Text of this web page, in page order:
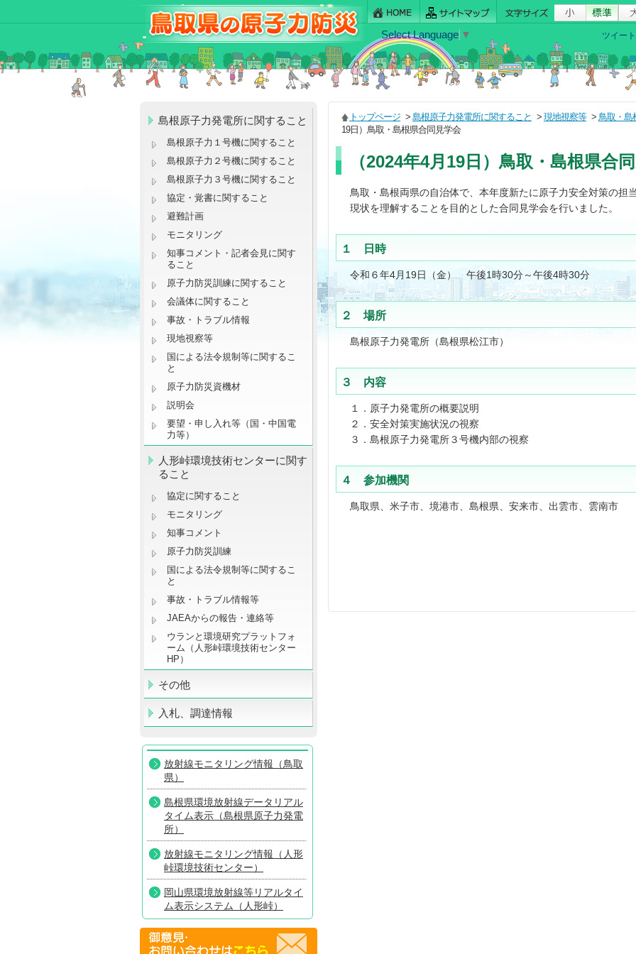
ツイート
Select Language ▼
島根原子力発電所に関すること
島根原子力１号機に関すること
島根原子力２号機に関すること
島根原子力３号機に関すること
協定・覚書に関すること
避難計画
モニタリング
知事コメント・記者会見に関す
ること
原子力防災訓練に関すること
会議体に関すること
事故・トラブル情報
現地視察等
国による法令規制等に関するこ
と
原子力防災資機材
説明会
要望・申し入れ等（国・中国電
力等）
人形峠環境技術センターに関す
ること
協定に関すること
モニタリング
知事コメント
原子力防災訓練
国による法令規制等に関するこ
と
事故・トラブル情報等
JAEAからの報告・連絡等
ウランと環境研究プラットフォ
ーム（人形峠環境技術センター
HP）
その他
入札、調達情報
放射線モニタリング情報（鳥取
県）
島根県環境放射線データリアル
タイム表示（島根県原子力発電
所）
放射線モニタリング情報（人形
峠環境技術センター）
岡山県環境放射線等リアルタイ
ム表示システム（人形峠）
放射線モニタリング情報共有・
公表システム（原子力規制委員
トップページ > 島根原子力発電所に関すること > 現地視察等 > 鳥取・島
19日）鳥取・島根県合同見学会
（2024年4月19日）鳥取・島根県合
鳥取・島根両県の自治体で、本年度新たに原子力安全対策の担
現状を理解することを目的とした合同見学会を行いました。
１ 日時
令和６年4月19日（金） 午後1時30分～午後4時30分
２ 場所
島根原子力発電所（島根県松江市）
３ 内容
１．原子力発電所の概要説明
２．安全対策実施状況の視察
３．島根原子力発電所３号機内部の視察
４ 参加機関
鳥取県、米子市、境港市、島根県、安来市、出雲市、雲南市